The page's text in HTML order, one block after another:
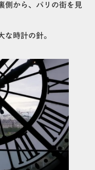
側から、パリの街を見
な時計の針。